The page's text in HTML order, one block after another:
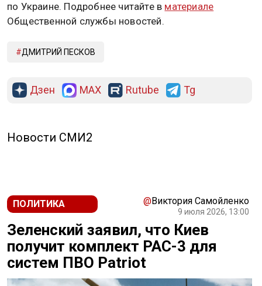
по Украине. Подробнее читайте в материале
Общественной службы новостей.
ДМИТРИЙ ПЕСКОВ
Дзен MAX Rutube Tg
Новости СМИ2
ПОЛИТИКА @Виктория Самойленко
9 июля 2026, 13:00
Зеленский заявил, что Киев
получит комплект PAC-3 для
систем ПВО Patriot